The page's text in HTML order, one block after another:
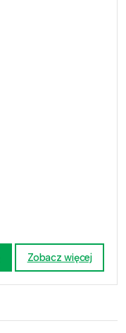
Zobacz więcej